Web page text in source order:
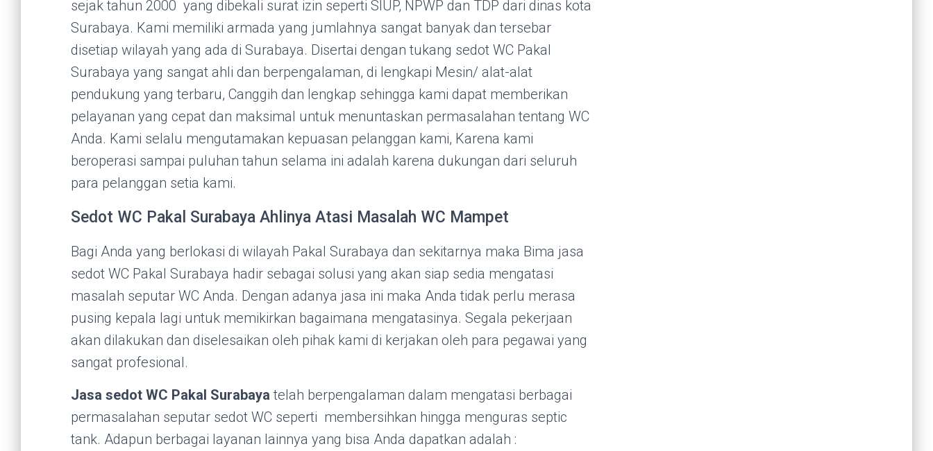
sejak tahun 2000 yang dibekali surat izin seperti SIUP, NPWP dan TDP dari dinas kota
Surabaya. Kami memiliki armada yang jumlahnya sangat banyak dan tersebar
disetiap wilayah yang ada di Surabaya. Disertai dengan tukang sedot WC Pakal
Surabaya yang sangat ahli dan berpengalaman, di lengkapi Mesin/ alat-alat
pendukung yang terbaru, Canggih dan lengkap sehingga kami dapat memberikan
pelayanan yang cepat dan maksimal untuk menuntaskan permasalahan tentang WC
Anda. Kami selalu mengutamakan kepuasan pelanggan kami, Karena kami
beroperasi sampai puluhan tahun selama ini adalah karena dukungan dari seluruh
para pelanggan setia kami.
Sedot WC Pakal Surabaya Ahlinya Atasi Masalah WC Mampet
Bagi Anda yang berlokasi di wilayah Pakal Surabaya dan sekitarnya maka Bima jasa
sedot WC Pakal Surabaya hadir sebagai solusi yang akan siap sedia mengatasi
masalah seputar WC Anda. Dengan adanya jasa ini maka Anda tidak perlu merasa
pusing kepala lagi untuk memikirkan bagaimana mengatasinya. Segala pekerjaan
akan dilakukan dan diselesaikan oleh pihak kami di kerjakan oleh para pegawai yang
sangat profesional.
Jasa sedot WC Pakal Surabaya telah berpengalaman dalam mengatasi berbagai
permasalahan seputar sedot WC seperti membersihkan hingga menguras septic
tank. Adapun berbagai layanan lainnya yang bisa Anda dapatkan adalah :